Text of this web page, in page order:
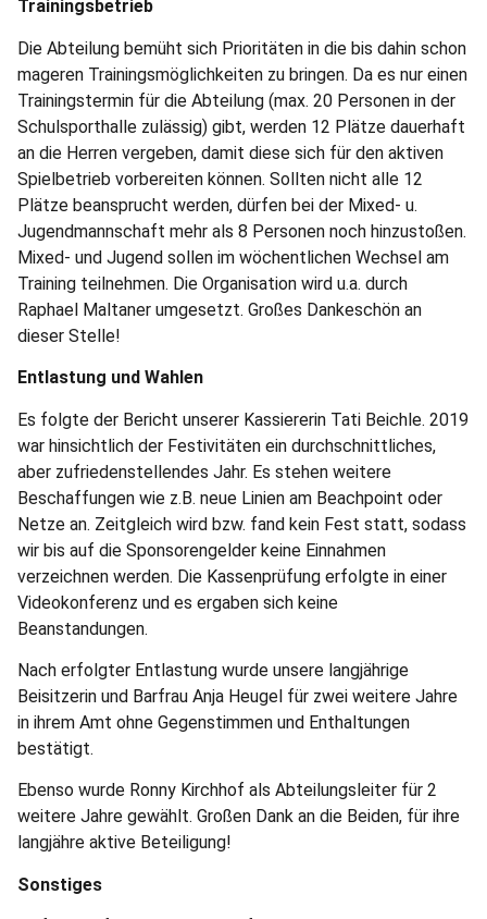
Trainingsbetrieb
Die Abteilung bemüht sich Prioritäten in die bis dahin schon
mageren Trainingsmöglichkeiten zu bringen. Da es nur einen
Trainingstermin für die Abteilung (max. 20 Personen in der
Schulsporthalle zulässig) gibt, werden 12 Plätze dauerhaft
an die Herren vergeben, damit diese sich für den aktiven
Spielbetrieb vorbereiten können. Sollten nicht alle 12
Plätze beansprucht werden, dürfen bei der Mixed- u.
Jugendmannschaft mehr als 8 Personen noch hinzustoßen.
Mixed- und Jugend sollen im wöchentlichen Wechsel am
Training teilnehmen. Die Organisation wird u.a. durch
Raphael Maltaner umgesetzt. Großes Dankeschön an
dieser Stelle!
Entlastung und Wahlen
Es folgte der Bericht unserer Kassiererin Tati Beichle. 2019
war hinsichtlich der Festivitäten ein durchschnittliches,
aber zufriedenstellendes Jahr. Es stehen weitere
Beschaffungen wie z.B. neue Linien am Beachpoint oder
Netze an. Zeitgleich wird bzw. fand kein Fest statt, sodass
wir bis auf die Sponsorengelder keine Einnahmen
verzeichnen werden. Die Kassenprüfung erfolgte in einer
Videokonferenz und es ergaben sich keine
Beanstandungen.
Nach erfolgter Entlastung wurde unsere langjährige
Beisitzerin und Barfrau Anja Heugel für zwei weitere Jahre
in ihrem Amt ohne Gegenstimmen und Enthaltungen
bestätigt.
Ebenso wurde Ronny Kirchhof als Abteilungsleiter für 2
weitere Jahre gewählt. Großen Dank an die Beiden, für ihre
langjähre aktive Beteiligung!
Sonstiges